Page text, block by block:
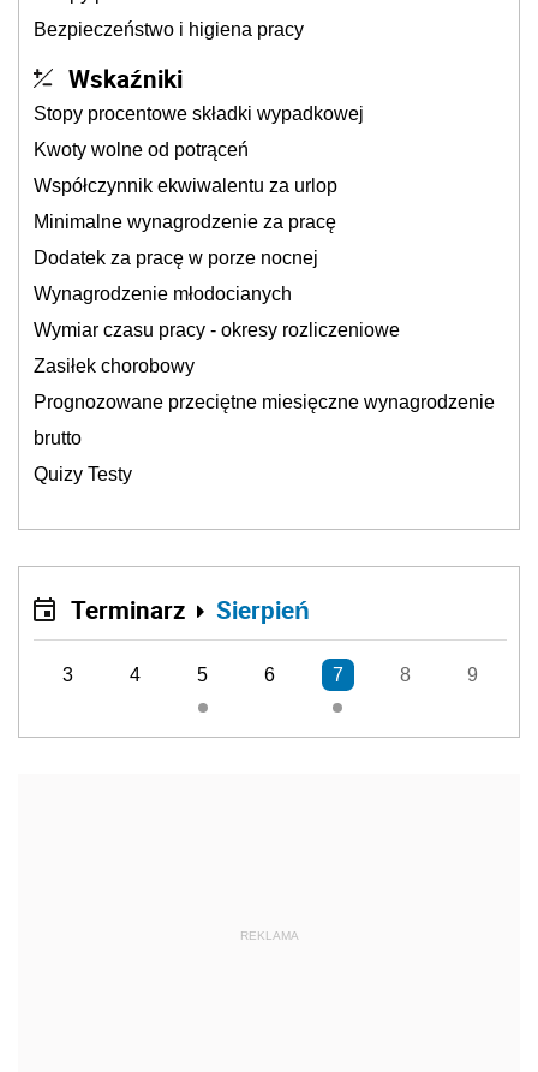
Bezpieczeństwo i higiena pracy
Wskaźniki
Stopy procentowe składki wypadkowej
Kwoty wolne od potrąceń
Współczynnik ekwiwalentu za urlop
Minimalne wynagrodzenie za pracę
Dodatek za pracę w porze nocnej
Wynagrodzenie młodocianych
Wymiar czasu pracy - okresy rozliczeniowe
Zasiłek chorobowy
Prognozowane przeciętne miesięczne wynagrodzenie
brutto
Quizy Testy
Terminarz Sierpień
3 4 5 6 7 8 9
REKLAMA